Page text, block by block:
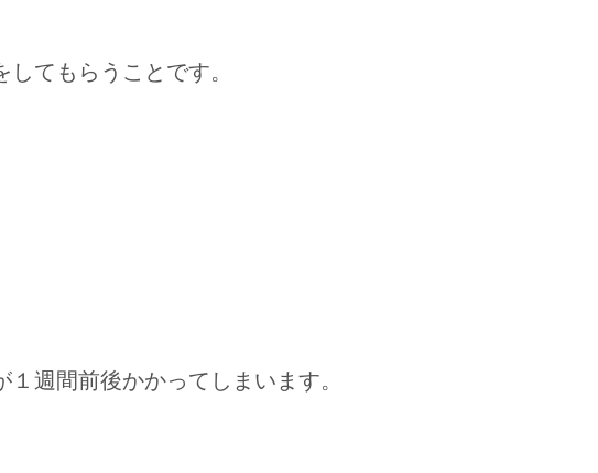
てもらうことです。
週間前後かかってしまいます。